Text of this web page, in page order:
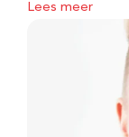
Lees meer